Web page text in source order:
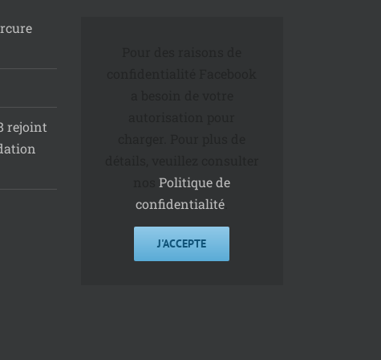
rejoint
nosPolitique de
confidentialité
J'ACCEPTE